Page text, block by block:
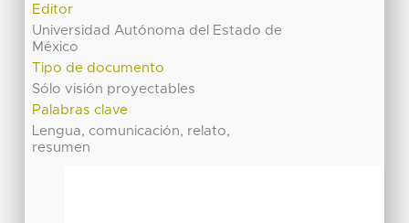
Editor
Universidad Autónoma del Estado de
México
Tipo de documento
Sólo visión proyectables
Palabras clave
Lengua, comunicación, relato,
resumen